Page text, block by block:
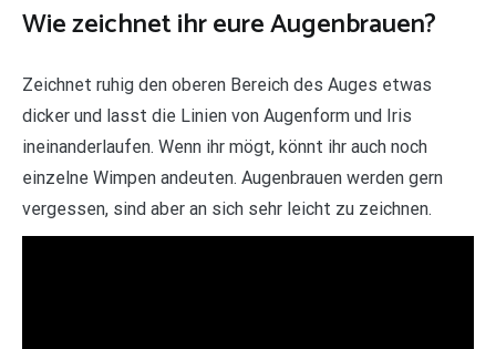
Wie zeichnet ihr eure Augenbrauen?
Zeichnet ruhig den oberen Bereich des Auges etwas
dicker und lasst die Linien von Augenform und Iris
ineinanderlaufen. Wenn ihr mögt, könnt ihr auch noch
einzelne Wimpen andeuten. Augenbrauen werden gern
vergessen, sind aber an sich sehr leicht zu zeichnen.